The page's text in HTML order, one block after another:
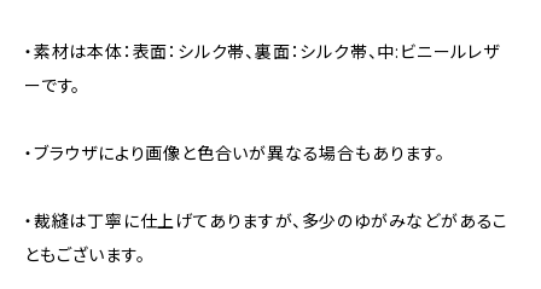
・素材は本体：表面：シルク帯、裏面：シルク帯、中:ビニールレザ
ーです。
・ブラウザにより画像と色合いが異なる場合もあります。
・裁縫は丁寧に仕上げてありますが、多少のゆがみなどがあるこ
ともございます。